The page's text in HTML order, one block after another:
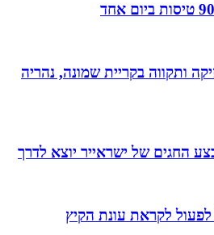
ותקווה בקריית שמונה, נהריה
החגים של ישראייר יוצא לדרך
לפעול לקראת עונת הקיץ